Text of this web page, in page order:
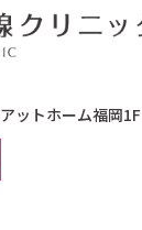
アットホーム福岡1F